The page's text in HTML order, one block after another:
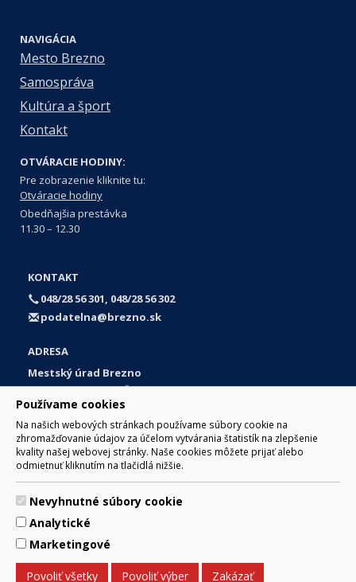
Používame cookies
Na našich webových stránkach používame súbory cookie na
zhromažďovanie údajov za účelom vytvárania štatistík na zlepšenie
kvality našej webovej stránky. Naše cookies môžete prijať alebo
odmietnuť kliknutím na tlačidlá nižšie.
Nevyhnutné súbory cookie
Analytické
Marketingové
Povoliť všetky Povoliť výber Zakázať
NAVIGÁCIA
Mesto Brezno
Samospráva
Kultúra a šport
Kontakt
OTVÁRACIE HODINY:
Pre zobrazenie kliknite tu:
Otváracie hodiny
Obedňajšia prestávka
11.30 – 12.30
KONTAKT
048/28 56 301, 048/28 56 302
podatelna@brezno.sk
ADRESA
Mestský úrad Brezno
Námestie gen. M. R. Štefánika 1
977 01 Brezno
Slovakia (Slovak Republic)
© 2017 Mesto Brezno, Námestie gen. M. R. Štefánika 1, Brezno
977 01 Tel.: 048/28 56 301, 048/28 56 302 Email:
Za obsah zodpovedá Mesto Brezno. Technický prevádzkovateľ:
Arrabella, s.r.o. , Pod Donátom 12/136 Žiar nad Hronom 965 01